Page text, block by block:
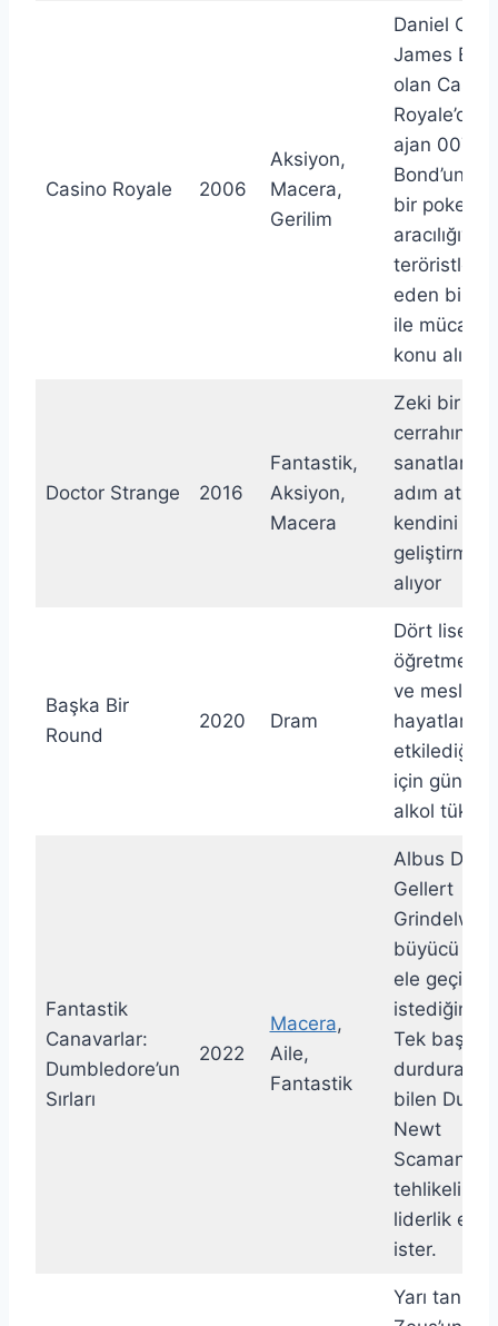
Casino Royale 2006
Aksiyon,
Macera,
Gerilim
Daniel
James
olan Casino
Royale’de,
ajan 007
Bond’un
bir poker
aracılığıyla
teröristleri
eden bir
ile
konu alıyor
Doctor Strange 2016
Fantastik,
Aksiyon,
Macera
Zeki bir
cerrahının
sanatlar
adım
kendini
alıyor
Başka Bir
Round
2020 Dram
Dört lise
öğretmeni,
ve mesleki
hayatlarını
etkilediğini
için günlük
alkol
Fantastik
Canavarlar:
Dumbledore’un
Sırları
2022
Macera,
Aile,
Fantastik
Albus
Gellert
büyücü
ele
istediğini
Tek başına
bilen
Newt
tehlikeli bir
liderlik
ister.
Yarı tanrı ve